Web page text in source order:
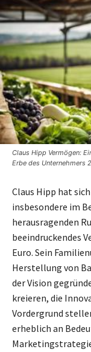
Claus Hipp Vermögen:
Erbe des Unternehmers
Claus Hipp hat
insbesondere im
herausragenden
beeindruckendes
Euro. Sein
Herstellung von
der Vision
kreieren, die
Vordergrund
erheblich an